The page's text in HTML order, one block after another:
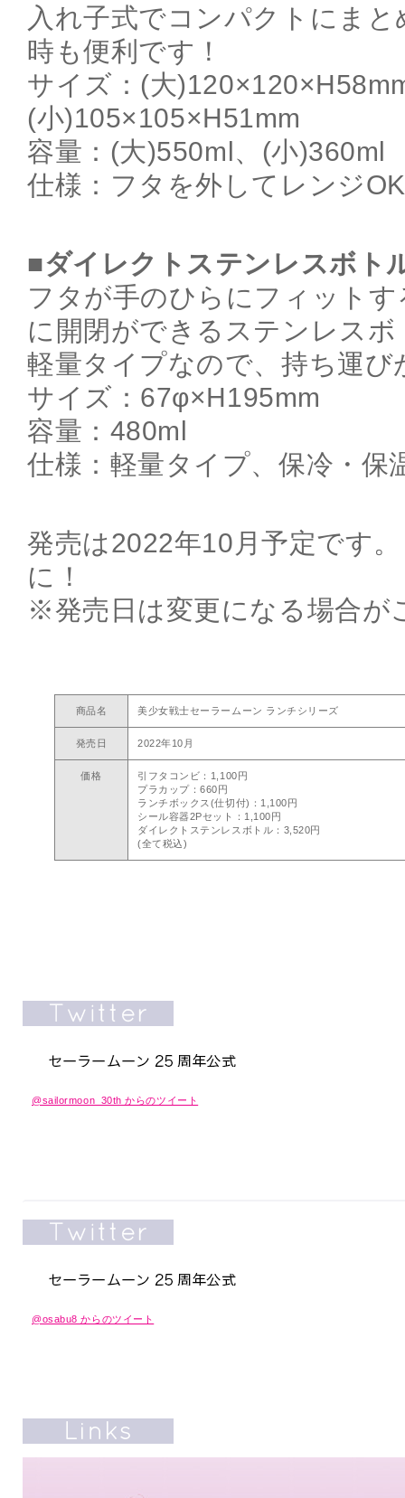
入れ子式でコンパクトにま
時も便利です！
サイズ：(大
(小)105×105×H51mm
容量：(大)550ml、(小)360ml
仕様：フタを外してレンジOK
■ダイレクトステンレスボト
フタが手のひらにフィット
に開閉ができるステンレス
軽量タイプなので、持ち運
サイズ：67φ×H195mm
容量：480ml
仕様：軽量タイプ、保冷・保
発売は2022年10月予定です
に！
※発売日は変更になる場合が
商品名 美少女戦士セーラームーン ランチシリーズ
発売日 2022年10月
価格
引フタコンビ：1,100円
プラカップ：660円
ランチボックス(仕切付)：1,100円
シール容器2Pセット：1,100円
ダイレクトステンレスボトル：3,520円
(全て税込)
@sailormoon_30th からのツイート
@osabu8 からのツイート